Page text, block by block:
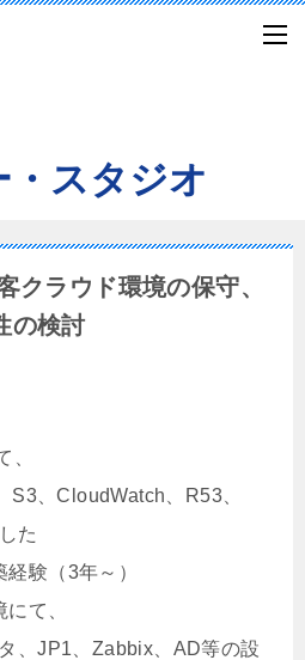
スタジオ
クラウド環境の保守、
の検討
、
、R53、
た
（3年～）
て、
、Zabbix、AD等の設